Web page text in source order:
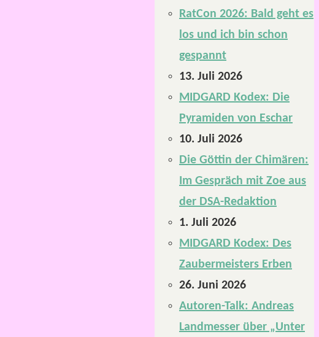
RatCon 2026: Bald geht es
los und ich bin schon
gespannt
13. Juli 2026
MIDGARD Kodex: Die
Pyramiden von Eschar
10. Juli 2026
Die Göttin der Chimären:
Im Gespräch mit Zoe aus
der DSA-Redaktion
1. Juli 2026
MIDGARD Kodex: Des
Zaubermeisters Erben
26. Juni 2026
Autoren-Talk: Andreas
Landmesser über „Unter